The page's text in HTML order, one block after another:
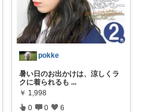
pokke
暑い日のお出かけは、涼しくラ
クに着られるも ...
￥ 1,998
0 0 6